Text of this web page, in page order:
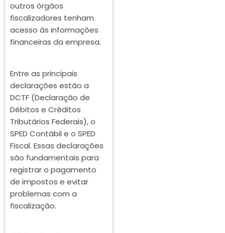
outros órgãos
fiscalizadores tenham
acesso às informações
financeiras da empresa.
Entre as principais
declarações estão a
DCTF (Declaração de
Débitos e Créditos
Tributários Federais), o
SPED Contábil e o SPED
Fiscal. Essas declarações
são fundamentais para
registrar o pagamento
de impostos e evitar
problemas com a
fiscalização.